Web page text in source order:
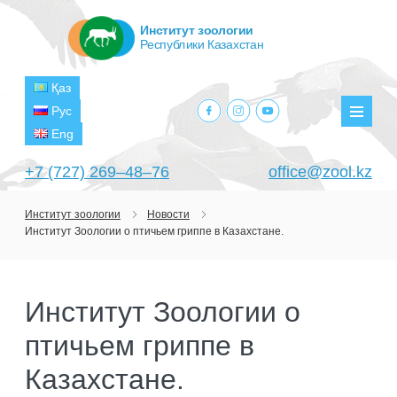
+7 (727) 269‒48‒76 office@zool.kz
Қаз
Рус
Eng
facebook.com
instagram.com
youtube.com
Институт зоологии
Республики Казахстан
ГЛАВНАЯ
ЦЕЛИ И ЗАДАЧИ
РУКОВОДСТВО
СТРУКТУРА
ПОДРАЗДЕЛЕНИЯ
ЛАБОРАТОРИИ
ЛАБОРАТОРИЯ ТЕРИОЛОГИИ
НАУЧНО-ИССЛЕДОВАТЕЛЬСКИЕ
ПРОЕКТЫ
ТЕКУЩИЕ ПРОЕКТЫ
Институт зоологии
Новости
Институт Зоологии о птичьем гриппе в Казахстане.
Институт Зоологии о
птичьем гриппе в
Казахстане.